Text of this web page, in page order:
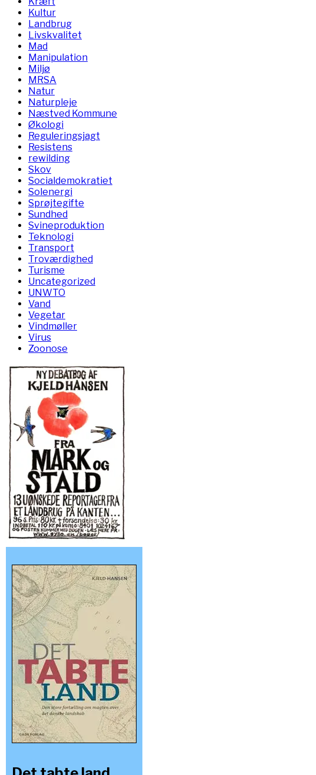
Kultur
Landbrug
Livskvalitet
Mad
Manipulation
Miljø
MRSA
Natur
Naturpleje
Næstved Kommune
Økologi
Reguleringsjagt
Resistens
rewilding
Skov
Socialdemokratiet
Solenergi
Sprøjtegifte
Sundhed
Svineproduktion
Teknologi
Transport
Troværdighed
Turisme
Uncategorized
UNWTO
Vand
Vegetar
Vindmøller
Virus
Zoonose